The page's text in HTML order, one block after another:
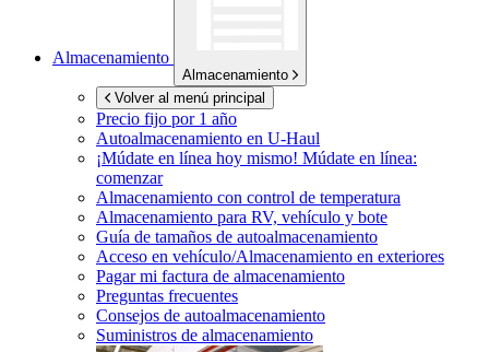
Almacenamiento
Almacenamiento
Volver al menú principal
Precio fijo por 1 año
Autoalmacenamiento en U-Haul
¡Múdate en línea hoy mismo! Múdate en línea:
comenzar
Almacenamiento con control de temperatura
Almacenamiento para RV, vehículo y bote
Guía de tamaños de autoalmacenamiento
Acceso en vehículo/Almacenamiento en exteriores
Pagar mi factura de almacenamiento
Preguntas frecuentes
Consejos de autoalmacenamiento
Suministros de almacenamiento